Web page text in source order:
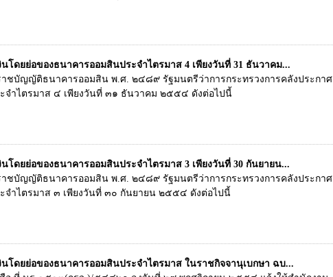
นโดยย่อของธนาคารออมสินประจำไตรมาส 4 เพียงวันที่ 31 ธันวาคม...
ชบัญญัติธนาคารออมสิน พ.ศ. ๒๔๘๙ รัฐมนตรีว่าการกระทรวงการคลังประกาศ
จำไตรมาส ๔ เพียงวันที่ ๓๑ ธันวาคม ๒๕๕๔ ดังต่อไปนี้
นโดยย่อของธนาคารออมสินประจำไตรมาส 3 เพียงวันที่ 30 กันยายน...
ชบัญญัติธนาคารออมสิน พ.ศ. ๒๔๘๙ รัฐมนตรีว่าการกระทรวงการคลังประกาศ
จำไตรมาส ๓ เพียงวันที่ ๓๐ กันยายน ๒๕๕๔ ดังต่อไปนี้
นโดยย่อของธนาคารออมสินประจำไตรมาส ในราชกิจจานุเบกษา ฉบ...